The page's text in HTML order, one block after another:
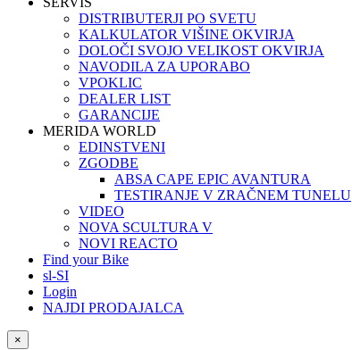
DISTRIBUTERJI PO SVETU
KALKULATOR VIŠINE OKVIRJA
DOLOČI SVOJO VELIKOST OKVIRJA
NAVODILA ZA UPORABO
VPOKLIC
DEALER LIST
GARANCIJE
MERIDA WORLD
EDINSTVENI
ZGODBE
ABSA CAPE EPIC AVANTURA
TESTIRANJE V ZRAČNEM TUNELU
VIDEO
NOVA SCULTURA V
NOVI REACTO
Find your Bike
sl-SI
Login
NAJDI PRODAJALCA
×